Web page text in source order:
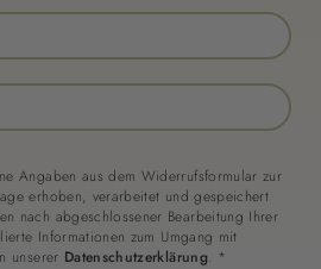
Angaben aus dem Widerrufsformular zur
erhoben, verarbeitet und gespeichert
nach abgeschlossener Bearbeitung Ihrer
Informationen zum Umgang mit
unserer Datenschutzerklärung. *